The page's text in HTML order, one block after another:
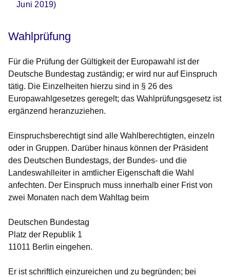
Juni 2019)
Wahlprüfung
Für die Prüfung der Gültigkeit der Europawahl ist der
Deutsche Bundestag zuständig; er wird nur auf Einspruch
tätig. Die Einzelheiten hierzu sind in § 26 des
Europawahlgesetzes geregelt; das Wahlprüfungsgesetz ist
ergänzend heranzuziehen.
Einspruchsberechtigt sind alle Wahlberechtigten, einzeln
oder in Gruppen. Darüber hinaus können der Präsident
des Deutschen Bundestags, der Bundes- und die
Landeswahlleiter in amtlicher Eigenschaft die Wahl
anfechten. Der Einspruch muss innerhalb einer Frist von
zwei Monaten nach dem Wahltag beim
Deutschen Bundestag
Platz der Republik 1
11011 Berlin eingehen.
Er ist schriftlich einzureichen und zu begründen; bei